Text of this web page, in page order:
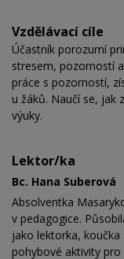
Vzdělávací cíle
Účastník porozumí
stresem, pozorností
práce s pozorností,
u žáků. Naučí se, jak
výuky.
Lektor/ka
Bc. Hana Suberová
Absolventka
v pedagogice.
jako lektorka, koučka
pohybové aktivity pro